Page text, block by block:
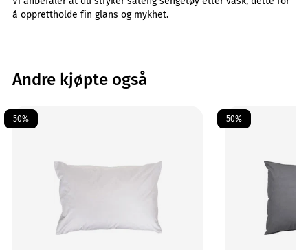
å opprettholde fin glans og mykhet.
Andre kjøpte også
50% 50%